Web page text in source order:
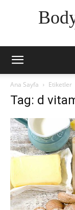
Ana Sayfa Etiketler
Tag: d